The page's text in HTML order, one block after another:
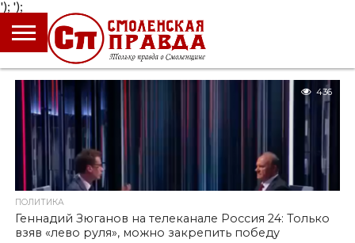
');
ГЛАВНАЯ
НОВОСТИ
ПРОИСШЕСТВИЯ
ПОЛИТИКА
КУЛЬТУРА
ЭКОНОМИКА
ОБЩЕСТВО
БЛОГИ
436
ПОЛИТИКА
Геннадий Зюганов на телеканале Россия 24: Только
взяв «лево руля», можно закрепить победу
');